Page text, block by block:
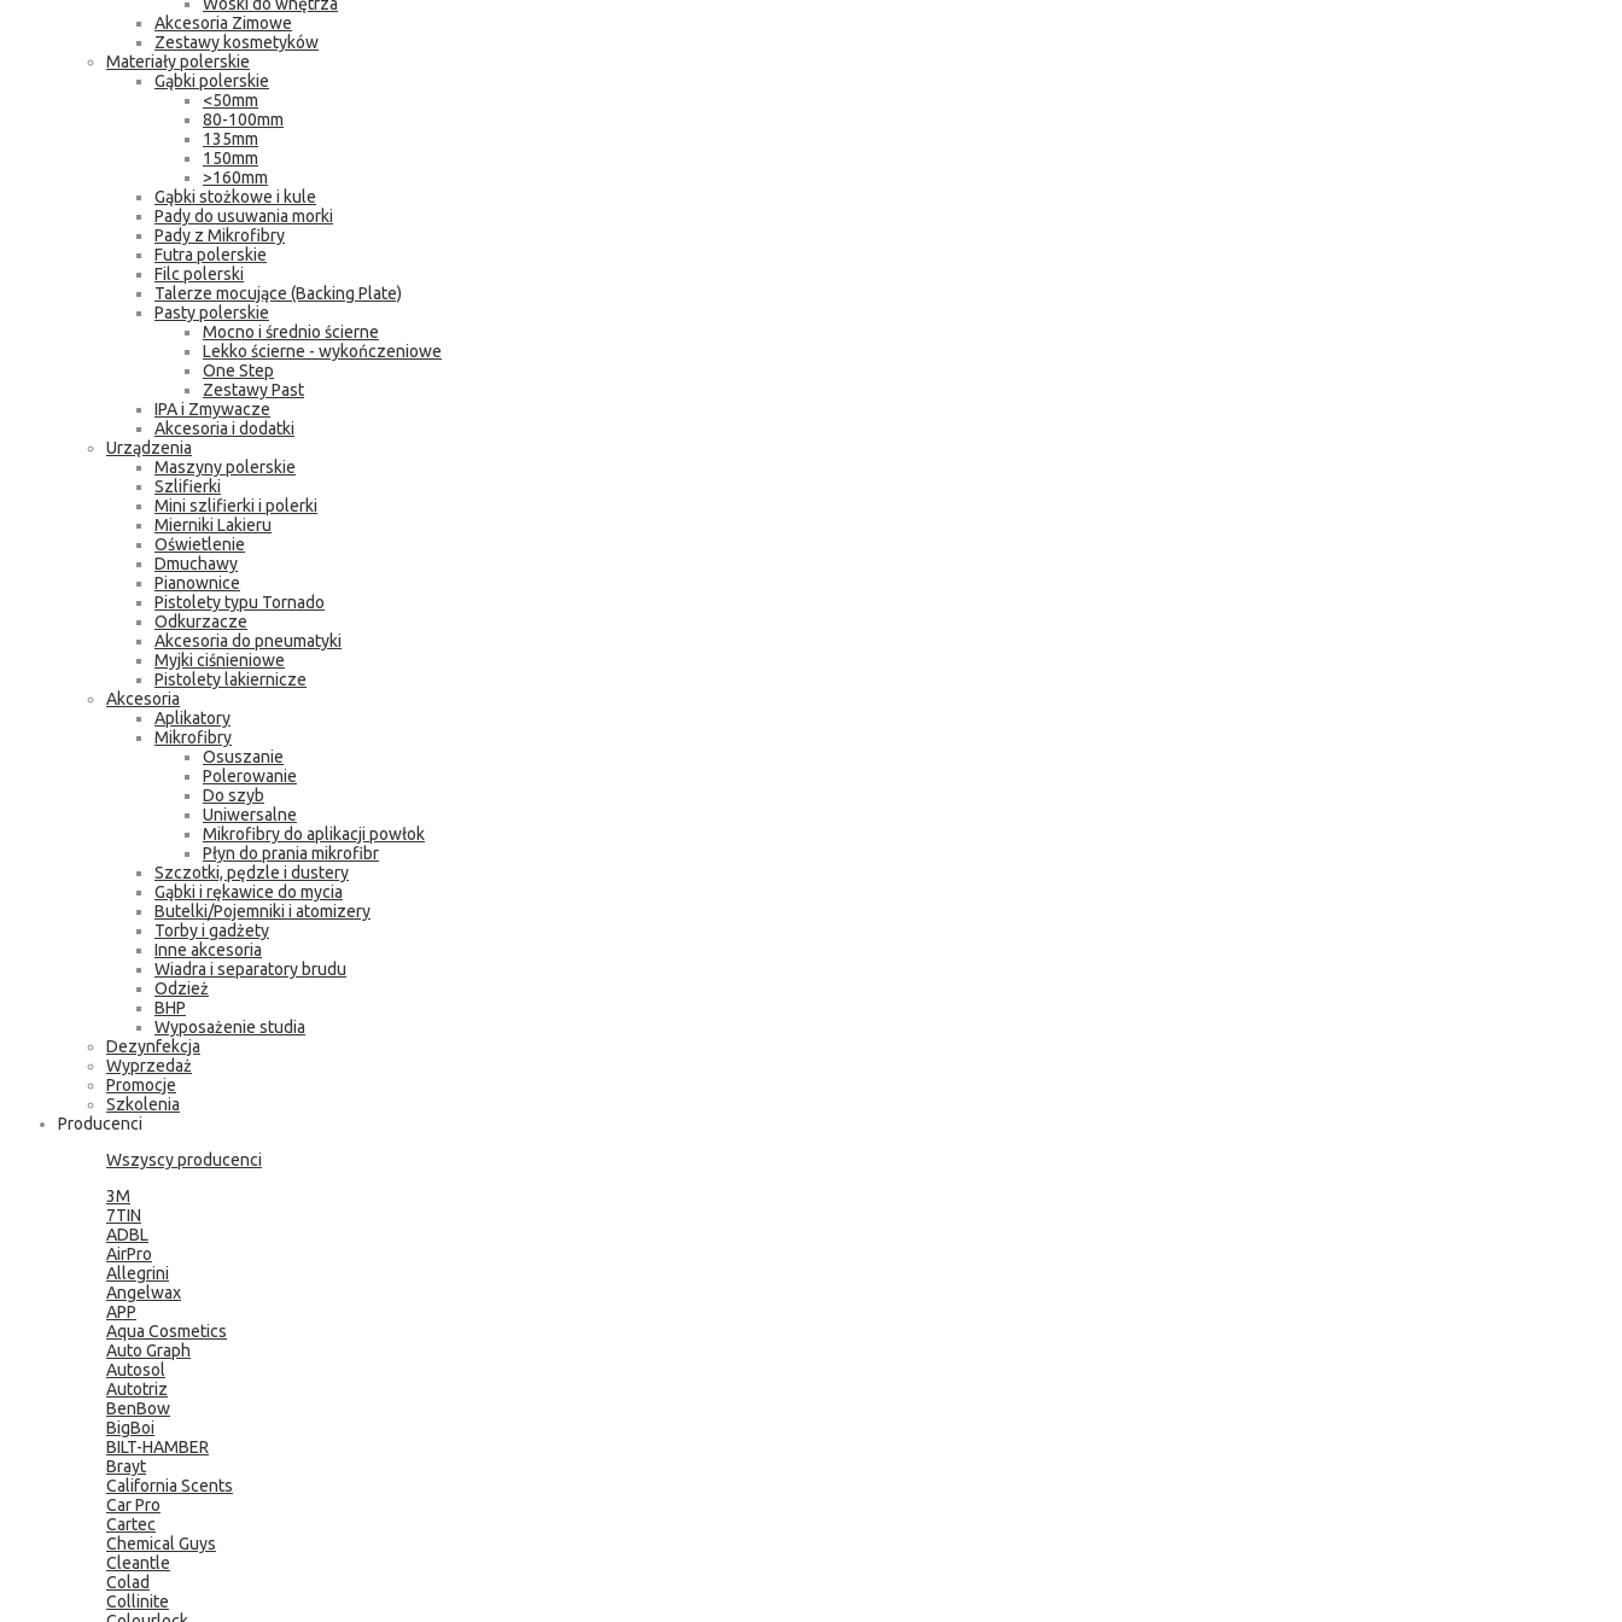
Akcesoria Zimowe
Zestawy kosmetyków
Materiały polerskie
Gąbki polerskie
<50mm
80-100mm
135mm
150mm
>160mm
Gąbki stożkowe i kule
Pady do usuwania morki
Pady z Mikrofibry
Futra polerskie
Filc polerski
Talerze mocujące (Backing Plate)
Pasty polerskie
Mocno i średnio ścierne
Lekko ścierne - wykończeniowe
One Step
Zestawy Past
IPA i Zmywacze
Akcesoria i dodatki
Urządzenia
Maszyny polerskie
Szlifierki
Mini szlifierki i polerki
Mierniki Lakieru
Oświetlenie
Dmuchawy
Pianownice
Pistolety typu Tornado
Odkurzacze
Akcesoria do pneumatyki
Myjki ciśnieniowe
Pistolety lakiernicze
Akcesoria
Aplikatory
Mikrofibry
Osuszanie
Polerowanie
Do szyb
Uniwersalne
Mikrofibry do aplikacji powłok
Płyn do prania mikrofibr
Szczotki, pędzle i dustery
Gąbki i rękawice do mycia
Butelki/Pojemniki i atomizery
Torby i gadżety
Inne akcesoria
Wiadra i separatory brudu
Odzież
BHP
Wyposażenie studia
Dezynfekcja
Wyprzedaż
Promocje
Szkolenia
Producenci
Wszyscy producenci
3M
7TIN
ADBL
AirPro
Allegrini
Angelwax
APP
Aqua Cosmetics
Auto Graph
Autosol
Autotriz
BenBow
BigBoi
BILT-HAMBER
Brayt
California Scents
Car Pro
Cartec
Chemical Guys
Cleantle
Colad
Collinite